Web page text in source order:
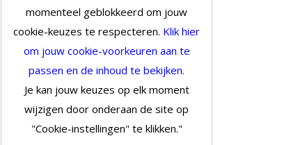
momenteel geblokkeerd om jouw
cookie-keuzes te respecteren. Klik hier
om jouw cookie-voorkeuren aan te
passen en de inhoud te bekijken.
Je kan jouw keuzes op elk moment
wijzigen door onderaan de site op
"Cookie-instellingen" te klikken."